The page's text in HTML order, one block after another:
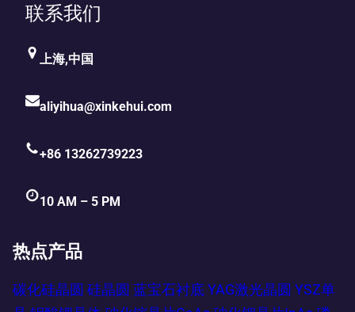
联系我们
上海,中国
aliyihua@xinkehui.com
+86 13262739223
10 AM – 5 PM
热点产品
碳化硅晶圆 硅晶圆 蓝宝石衬底 YAG激光晶圆 YSZ单